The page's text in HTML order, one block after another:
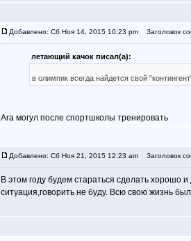
Добавлено: Сб Ноя 14, 2015 10:23 pm Заголовок
летающий качок писал(а):
в олимпик всегда найдется свой
Ага могул после спортшколы тренировать
Добавлено: Сб Ноя 21, 2015 12:23 am Заголовок
В этом году будем стараться сделать хорошо
ситуация,говорить не буду. Всю свою жизнь